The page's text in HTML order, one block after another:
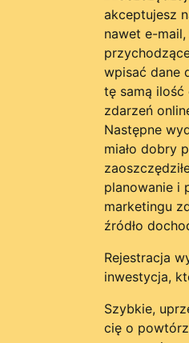
akceptujesz
nawet e-
wpisać dane
tę samą ilość
zdarzeń
Następne
miało dobry
planowanie i
marketingu
źródło
Rejestracja
inwestycja,
Szybkie,
cię o